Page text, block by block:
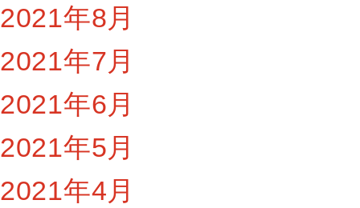
2021年8月
2021年7月
2021年6月
2021年5月
2021年4月